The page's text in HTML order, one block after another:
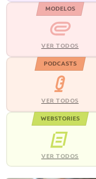
MODELOS
VER TODOS
PODCASTS
VER TODOS
WEBSTORIES
VER TODOS